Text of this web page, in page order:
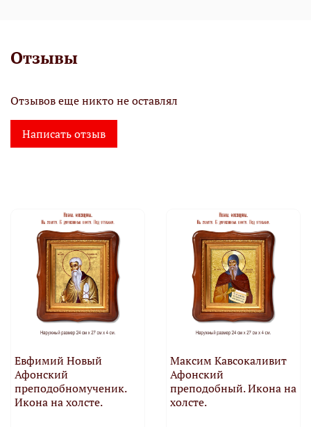
Отзывы
Отзывов еще никто не оставлял
Написать отзыв
Евфимий Новый
Афонский
преподобномученик.
Икона на холсте.
Максим Кавсокаливит
Афонский
преподобный. Икона на
холсте.